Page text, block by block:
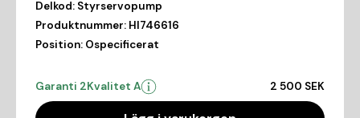
Delkod: Styrservopump
Produktnummer: HI746616
Position: Ospecificerat
Garanti 2Kvalitet A 2 500 SEK